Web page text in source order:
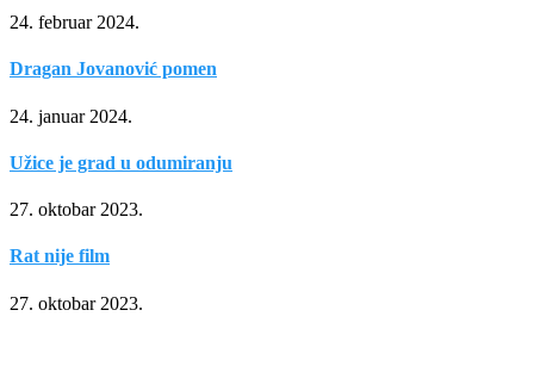
24. februar 2024.
Dragan Jovanović pomen
24. januar 2024.
Užice je grad u odumiranju
27. oktobar 2023.
Rat nije film
27. oktobar 2023.